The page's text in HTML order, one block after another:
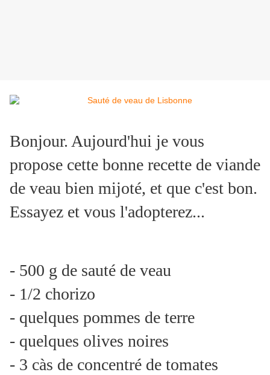
Bonjour. Aujourd'hui je vous
propose cette bonne recette de viande
de veau bien mijoté, et que c'est bon.
Essayez et vous l'adopterez...
- 500 g de sauté de veau
- 1/2 chorizo
- quelques pommes de terre
- quelques olives noires
- 3 càs de concentré de tomates